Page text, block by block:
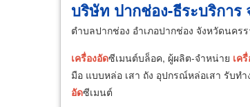
บริษัท ปากช่อง-ธีระบริการ
ตำบลปากช่อง อำเภอปากช่อง จังหวัดนคร
เครื่องอัดซีเมนต์บล็อค, ผู้ผลิต-จำหน่าย เค
มือ แบบหล่อ เสา ถัง อุปกรณ์หล่อเสา รับท
อัดซีเมนต์